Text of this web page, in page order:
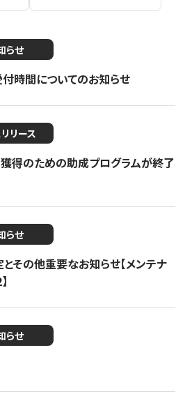
らせ
時間についてのお知らせ
リース
得のための助成プログラムが終了
らせ
その他重要なお知らせ【メンテナ
らせ